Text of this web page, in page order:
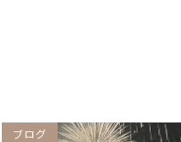
ブログ